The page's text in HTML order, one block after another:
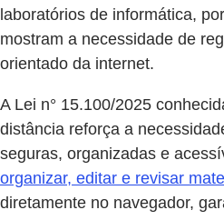
laboratórios de informática,
mostram a necessidade de
orientado da internet.
A Lei n° 15.100/2025
distância reforça a
seguras, organizadas e
organizar, editar e revisar
diretamente no navegador,